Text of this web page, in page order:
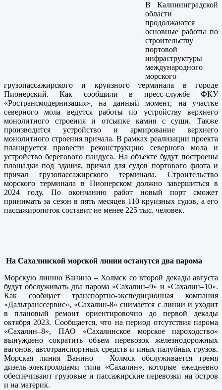
В Калининградской
области
продолжаются
основные работы по
строительству
портовой
инфраструктуры
международного
морского
грузопассажирского и круизного терминала в городе
Пионерский. Как сообщили в пресс-службе ФКУ
«Ространсмодернизация», на данный момент, на участке
северного мола ведутся работы по устройству верхнего
монолитного строения и отсыпке камня с суши. Также
производится устройство и армирование верхнего
монолитного строения причала. В рамках реализации проекта
планируется провести реконструкцию северного мола и
устройство берегового пандуса. На объекте будут построены
площадки под здания, причал для судов портового флота и
причал грузопассажирского терминала. Строительство
морского терминала в Пионерском должно завершиться в
2024 году. По окончанию работ новый порт сможет
принимать за сезон в пять месяцев 110 круизных судов, а его
пассажиропоток составит не менее 225 тыс. человек.
На Сахалинской морской линии останутся два парома
Морскую линию Ванино – Холмск со второй декады августа
будут обслуживать два парома «Сахалин–9» и «Сахалин–10».
Как сообщает транспортно-экспедиционная компания
«Дальтранссервис», «Сахалин-8» снимается с линии и уходит
в плановый ремонт ориентировочно до первой декады
октября 2023. Сообщается, что на период отсутствия парома
«Сахалин–8», ПАО «Сахалинское морское пароходство»
вынуждено сократить объем перевозок железнодорожных
вагонов, автотранспортных средств и иных палубных грузов.
Морская линия Ванино – Холмск обслуживается тремя
дизель-электроходами типа «Сахалин», которые ежедневно
обеспечивают грузовые и пассажирские перевозки на остров
и на материк.